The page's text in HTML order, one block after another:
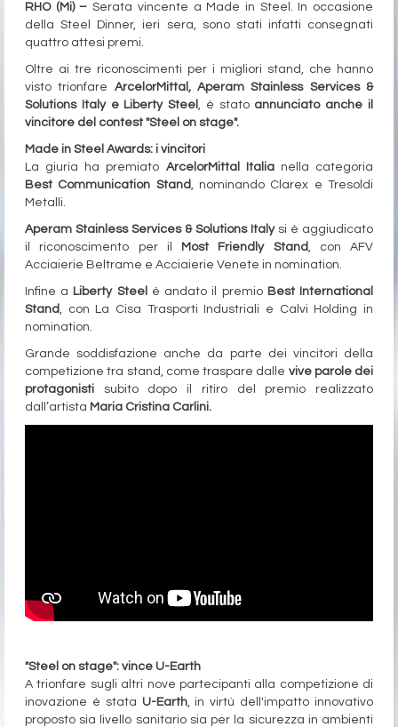
RHO (Mi) – Serata vincente a Made in Steel. In occasione
della Steel Dinner, ieri sera, sono stati infatti consegnati
quattro attesi premi.
Oltre ai tre riconoscimenti per i migliori stand, che hanno
visto trionfare ArcelorMittal, Aperam Stainless Services &
Solutions Italy e Liberty Steel, è stato annunciato anche il
vincitore del contest "Steel on stage".
Made in Steel Awards: i vincitori
La giuria ha premiato ArcelorMittal Italianella categoria
Best Communication Stand, nominando Clarex e Tresoldi
Metalli.
Aperam Stainless Services & Solutions Italysi è aggiudicato
il riconoscimento per il
Most Friendly Stand, con AFV
Acciaierie Beltrame e Acciaierie Venete in nomination.
Infine a Liberty Steel è andato il premio Best International
Stand, con La Cisa Trasporti Industriali e Calvi Holding in
nomination.
Grande soddisfazione anche da parte dei vincitori della
competizione tra stand, come traspare dalle vive parole dei
protagonisti subito dopo il ritiro del premio realizzato
dall’artista Maria Cristina Carlini.
"Steel on stage": vince U-Earth
A trionfare sugli altri nove partecipanti alla competizione di
inovazione è stata U-Earth, in virtù dell'impatto innovativo
proposto sia livello sanitario sia per la sicurezza in ambienti